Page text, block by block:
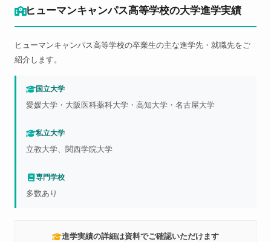
ヒューマンキャンパス高等学校の大学進学実績
ヒューマンキャンパス高等学校の卒業生の主な進学先・就職先をご
紹介します。
国立大学
愛媛大学・大阪医科薬科大学・高知大学・名古屋大学
私立大学
立教大学、関西学院大学
専門学校
多数あり
進学実績の詳細は資料でご確認いただけます